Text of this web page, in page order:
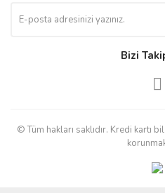
Bizi
© Tüm hakları saklıdır. Kredi kartı